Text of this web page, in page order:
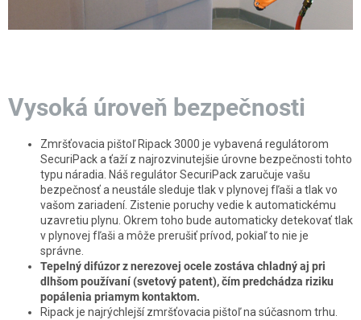
Vysoká úroveň bezpečnosti
Zmršťovacia pištoľ Ripack 3000 je vybavená regulátorom
SecuriPack a ťaží z najrozvinutejšie úrovne bezpečnosti tohto
typu náradia. Náš regulátor SecuriPack zaručuje vašu
bezpečnosť a neustále sleduje tlak v plynovej fľaši a tlak vo
vašom zariadení. Zistenie poruchy vedie k automatickému
uzavretiu plynu. Okrem toho bude automaticky detekovať tlak
v plynovej fľaši a môže prerušiť prívod, pokiaľ to nie je
správne.
Tepelný difúzor z nerezovej ocele zostáva chladný aj pri
dlhšom používaní (svetový patent), čím predchádza riziku
popálenia priamym kontaktom.
Ripack je najrýchlejší zmršťovacia pištoľ na súčasnom trhu.